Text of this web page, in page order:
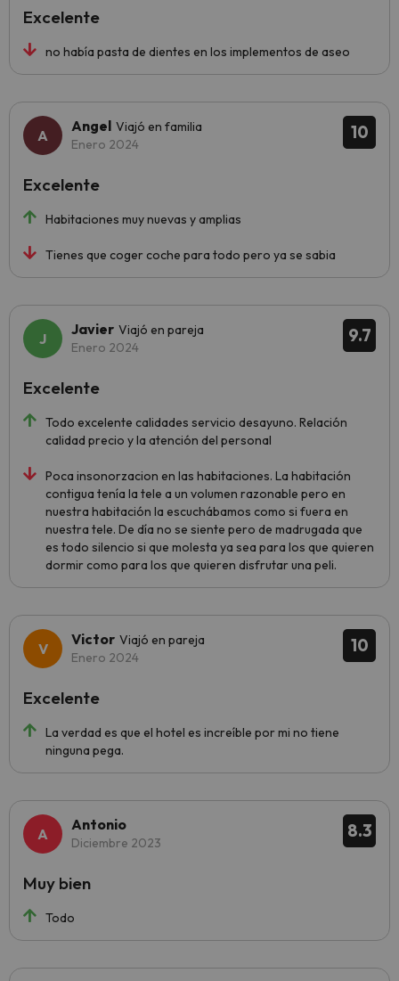
no había pasta de dientes en los implementos de aseo
Excelente
10
Angel Viajó en familia
Enero 2024
Habitaciones muy nuevas y amplias
Tienes que coger coche para todo pero ya se sabia
Excelente
9.7
Javier Viajó en pareja
Enero 2024
Todo excelente calidades servicio desayuno. Relación
calidad precio y la atención del personal
Poca insonorzacion en las habitaciones. La habitación
contigua tenía la tele a un volumen razonable pero en
nuestra habitación la escuchábamos como si fuera en
nuestra tele. De día no se siente pero de madrugada que
es todo silencio si que molesta ya sea para los que quieren
dormir como para los que quieren disfrutar una peli.
Excelente
10
Victor Viajó en pareja
Enero 2024
La verdad es que el hotel es increíble por mi no tiene
ninguna pega.
Excelente
8.3
Antonio
Diciembre 2023
Todo
Muy bien